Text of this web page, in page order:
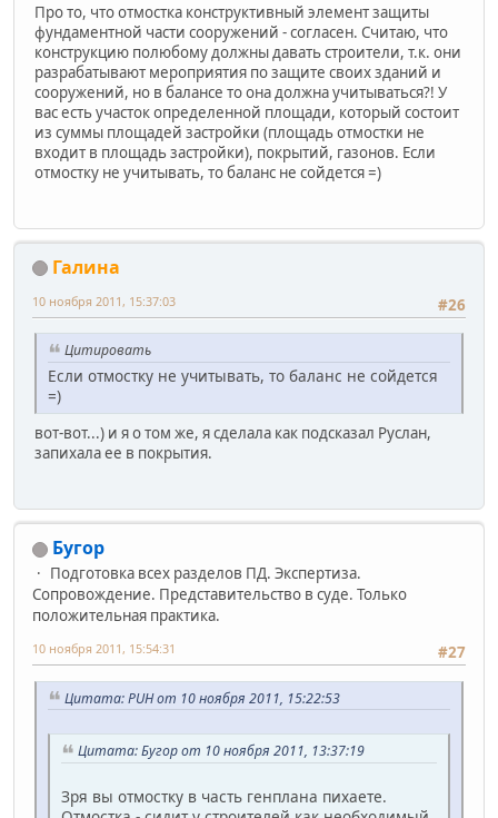
Про то, что отмостка конструктивный элемент защиты
фундаментной части сооружений - согласен. Считаю, что
конструкцию полюбому должны давать строители, т.к. они
разрабатывают мероприятия по защите своих зданий и
сооружений, но в балансе то она должна учитываться?! У
вас есть участок определенной площади, который состоит
из суммы площадей застройки (площадь отмостки не
входит в площадь застройки), покрытий, газонов. Если
отмостку не учитывать, то баланс не сойдется =)
Галинa
#26
10 ноября 2011, 15:37:03
Цитировать
Если отмостку не учитывать, то баланс не сойдется
=)
вот-вот...) и я о том же, я сделала как подсказал Руслан,
запихала ее в покрытия.
Бугор
Подготовка всех разделов ПД. Экспертиза.
Сопровождение. Представительство в суде. Только
положительная практика.
#27
10 ноября 2011, 15:54:31
Цитата: PUH от 10 ноября 2011, 15:22:53
Цитата: Бугор от 10 ноября 2011, 13:37:19
Зря вы отмостку в часть генплана пихаете.